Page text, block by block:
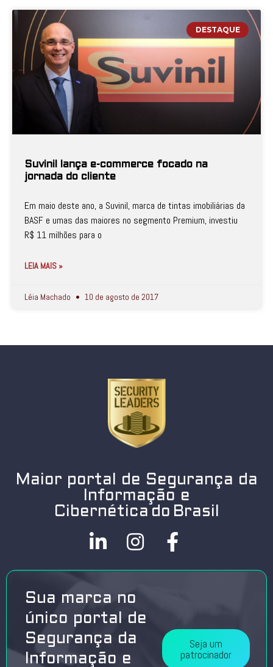
DESTAQUE
Suvinil lança e-commerce focado na
jornada do cliente
Em maio deste ano, a Suvinil, marca de tintas imobiliárias da
BASF e umas das maiores no segmento Premium, investiu
R$ 11 milhões para o
LEIA MAIS »
Léia Machado 10 de agosto de 2017
Maior portal de Segurança da
Informação e
Cibernética do Brasil
Sua marca no
único portal de
Segurança da
Informação e
Seja um
patrocinador